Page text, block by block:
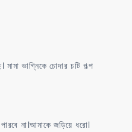
ভাগ্নিকে চোদার চটি গল্প
না।আমাকে জড়িয়ে ধরো।